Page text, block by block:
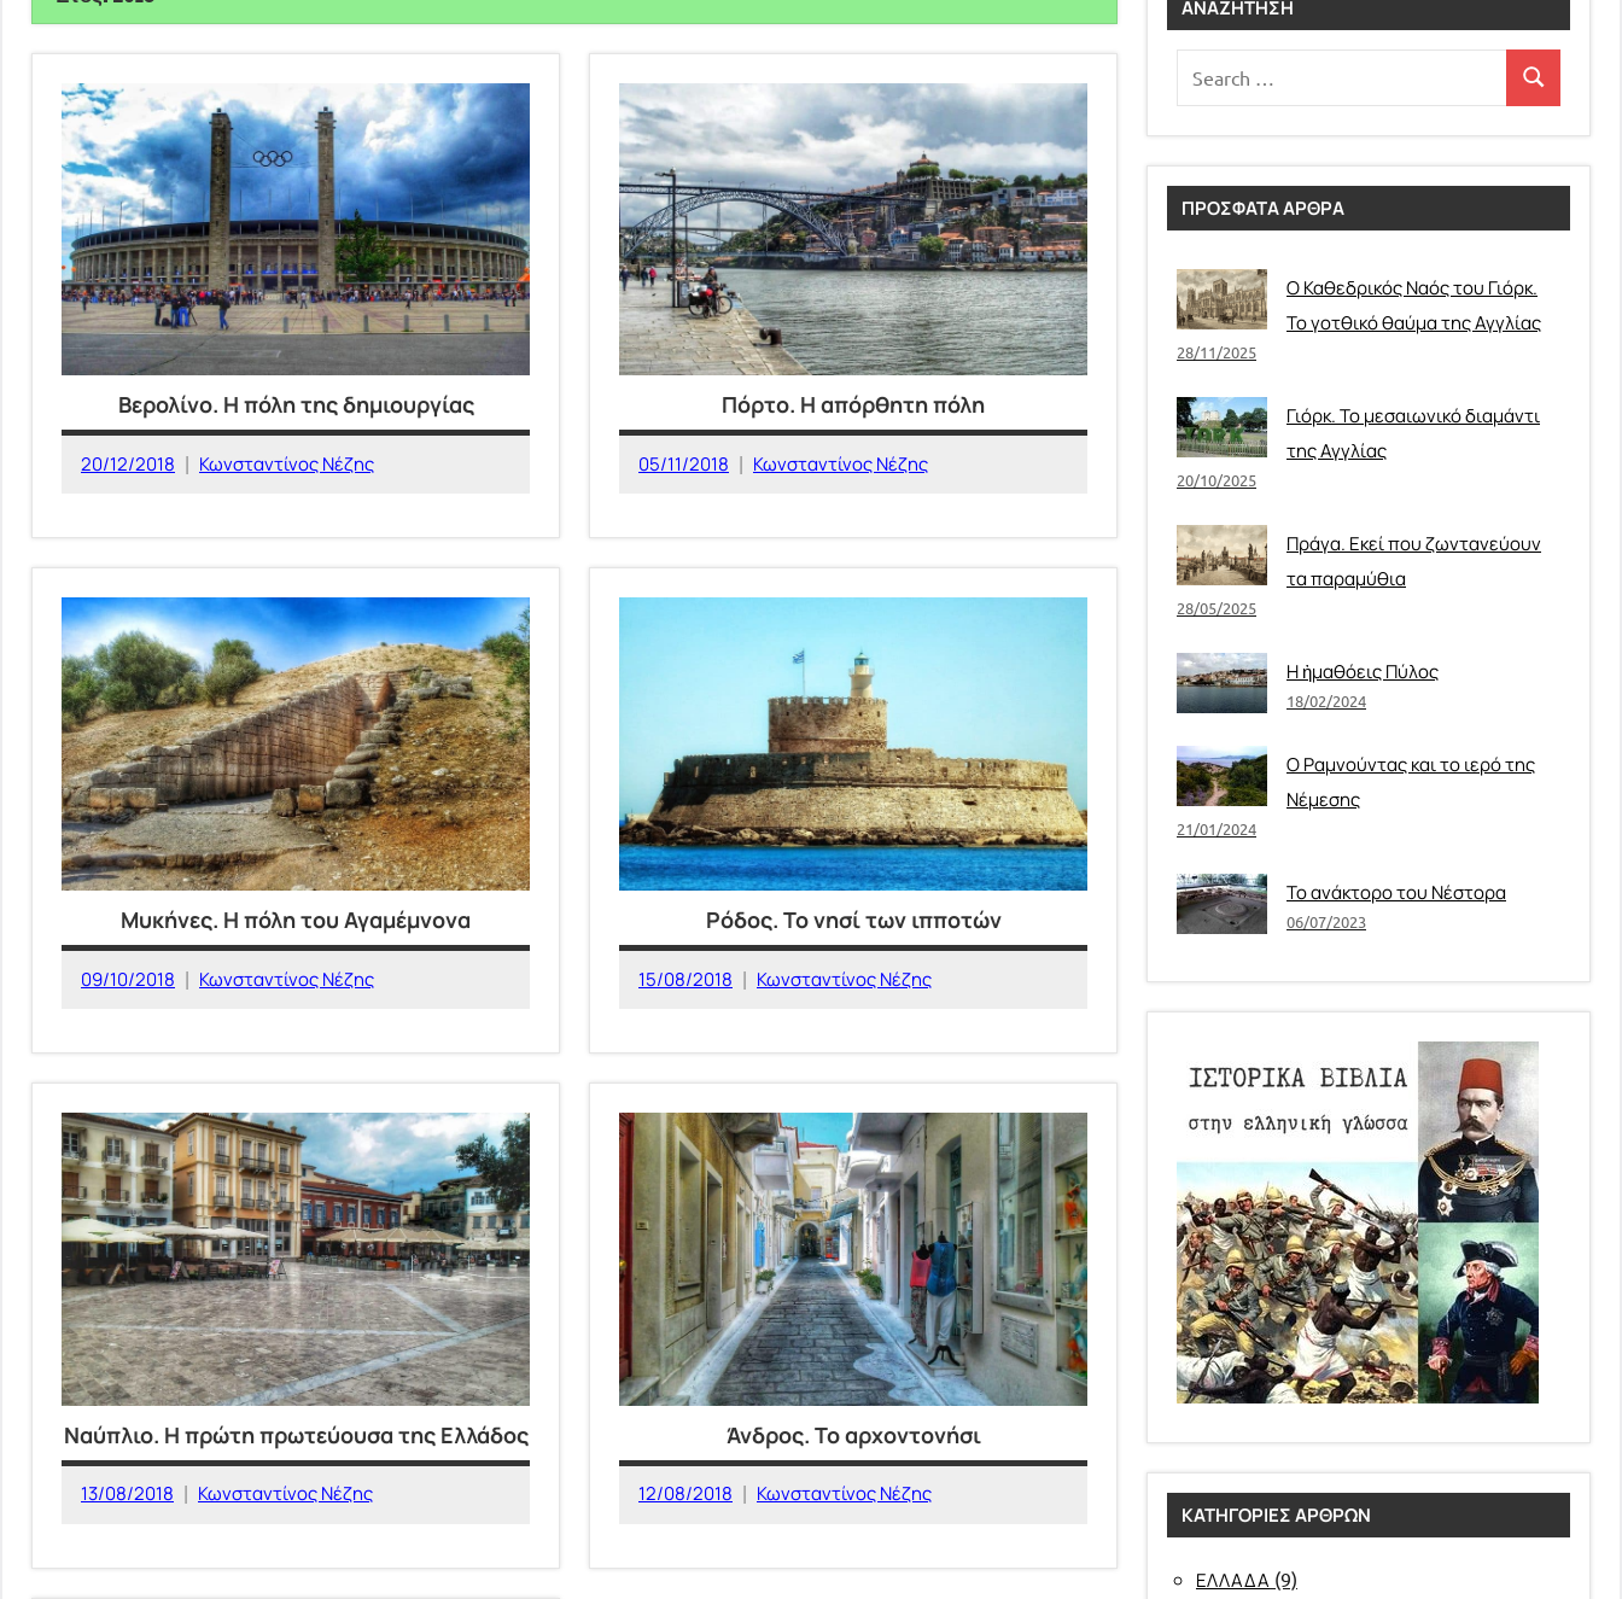
Βερολίνο. Η πόλη της δημιουργίας
20/12/2018 Κωνσταντίνος Νέζης
Πόρτο. Η απόρθητη πόλη
05/11/2018 Κωνσταντίνος Νέζης
Μυκήνες. Η πόλη του Αγαμέμνονα
09/10/2018 Κωνσταντίνος Νέζης
ΤΟΠΟΘΕΣΙΕΣ
Ρόδος. Το νησί των ιπποτών
15/08/2018 Κωνσταντίνος Νέζης
Ναύπλιο. Η πρώτη πρωτεύουσα της Ελλάδος
13/08/2018 Κωνσταντίνος Νέζης
Άνδρος. Το αρχοντονήσι
12/08/2018 Κωνσταντίνος Νέζης
ΑΝΑΖΉΤΗΣΗ
for:
Search
ΠΡΟΣΦΑΤΑ ΑΡΘΡΑ
Ο Καθεδρικός Ναός του Γιόρκ.
Το γοτθικό θαύμα της Αγγλίας
28/11/2025
Γιόρκ. Το μεσαιωνικό διαμάντι
της Αγγλίας
20/10/2025
Πράγα. Εκεί που ζωντανεύουν
τα παραμύθια
28/05/2025
Η ἠμαθόεις Πύλος
18/02/2024
Ο Ραμνούντας και το ιερό της
Νέμεσης
21/01/2024
Το ανάκτορο του Νέστορα
06/07/2023
ΚΑΤΗΓΟΡΊΕΣ ΆΡΘΡΩΝ
ΕΛΛΑΔΑ (9)